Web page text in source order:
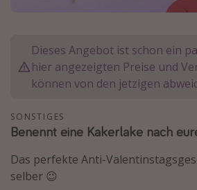
St. Lucia Urlaub
Kefalonia Urlaub
Tulum Urlaub
Japan Rundreise
Dieses Angebot ist schon ein
hier angezeigten Preise und
können von den jetzigen
SONSTIGES
Benennt eine Kakerlake nach
Das perfekte Anti-
selber 😉